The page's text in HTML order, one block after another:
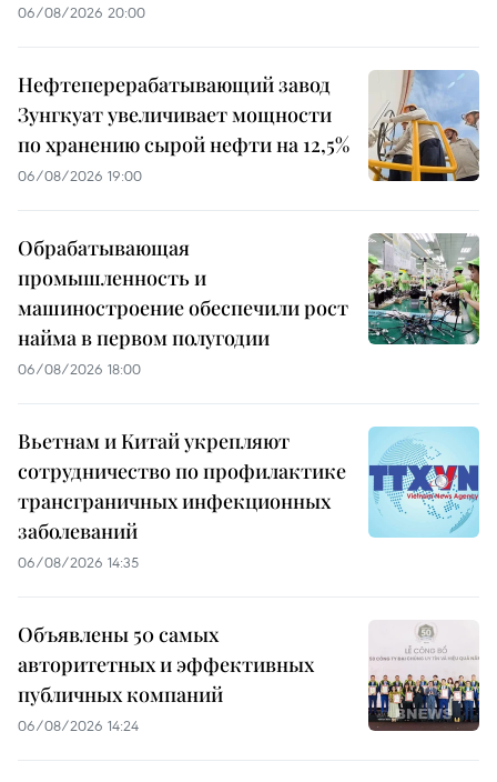
06/08/2026 20:00
Нефтеперерабатывающий завод
Зунгкуат увеличивает мощности
по хранению сырой нефти на 12,5%
06/08/2026 19:00
Обрабатывающая
промышленность и
машиностроение обеспечили рост
найма в первом полугодии
06/08/2026 18:00
Вьетнам и Китай укрепляют
сотрудничество по профилактике
трансграничных инфекционных
заболеваний
06/08/2026 14:35
Объявлены 50 самых
авторитетных и эффективных
публичных компаний
06/08/2026 14:24